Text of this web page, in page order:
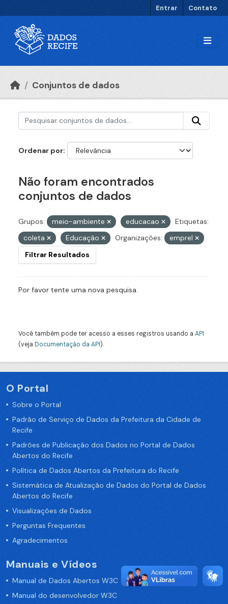
Entrar Contato
Conjuntos de dados
Ordenar por
Não foram encontrados
conjuntos de dados
Grupos: meio-ambiente educacao
Etiquetas:
coleta
Educação Organizações:
emprel
Filtrar Resultados
Por favor tente uma nova pesquisa.
Você também pode ter acesso a esses registros usando a API
(veja Documentação da API).
O Portal
Sobre o Portal
Padrão de Serviço de Dados da Prefeitura da Cidade de
Recife
Padrões de Publicação dos Dados no Portal de Dados
Abertos do Recife
Política de Dados Abertos da Prefeitura do Recife
Sistemática de Atualização de Dados do Portal de Dados
Abertos do Recife
Visualizações de Dados
Perguntas Frequentes
Agradecimentos
Manuais e Vídeos
Manual de Dados Abertos W3C
Manual do desenvolvedor W3C